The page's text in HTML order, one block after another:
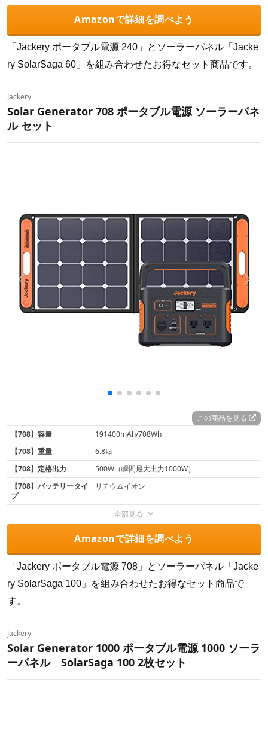
Amazonで詳細を調べよう
「Jackery ポータブル電源 240」とソーラーパネル「Jacke
ry SolarSaga 60」を組み合わせたお得なセット商品です。
Jackery
Solar Generator 708 ポータブル電源 ソーラーパネ
ル セット
この商品を見る
【708】容量
191400mAh/708Wh
【708】重量
6.8㎏
【708】定格出力
500W（瞬間最大出力1000W）
【708】バッテリータイ
プ
‎リチウムイオン
全部見る
Amazonで詳細を調べよう
「Jackery ポータブル電源 708」とソーラーパネル「Jacke
ry SolarSaga 100」を組み合わせたお得なセット商品で
す。
Jackery
Solar Generator 1000 ポータブル電源 1000 ソーラ
ーパネル SolarSaga 100 2枚セット